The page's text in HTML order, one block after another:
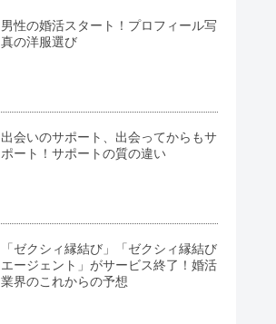
男性の婚活スタート！プロフィール写
真の洋服選び
出会いのサポート、出会ってからもサ
ポート！サポートの質の違い
「ゼクシィ縁結び」「ゼクシィ縁結び
エージェント」がサービス終了！婚活
業界のこれからの予想